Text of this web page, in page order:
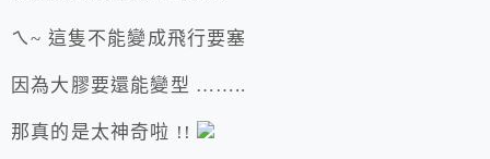
ㄟ~ 這隻不能變成飛行要塞
因為大膠要還能變型 ……..
那真的是太神奇啦 !!